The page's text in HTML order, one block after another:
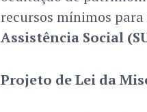
recursos mínimos
Assistência Social
Projeto de Lei da